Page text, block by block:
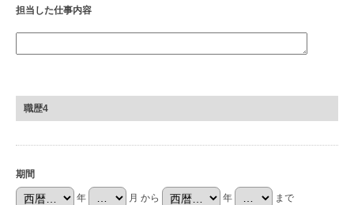
担当した仕事内容
職歴4
期間
年 月 から 年 まで